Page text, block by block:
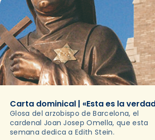
Carta dominical | «Esta es la
Glosa del arzobispo de Barcelona, el
cardenal Joan Josep Omella, que esta
semana dedica a Edith Stein.